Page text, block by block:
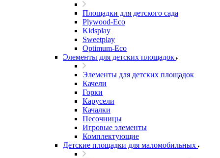
Площадки для детского сада
Plywood-Eco
Kidsplay
Sweetplay
Оptimum-Еco
Элементы для детских площадок
Элементы для детских площадок
Качели
Горки
Карусели
Качалки
Песочницы
Игровые элементы
Комплектующие
Детские площадки для маломобильных